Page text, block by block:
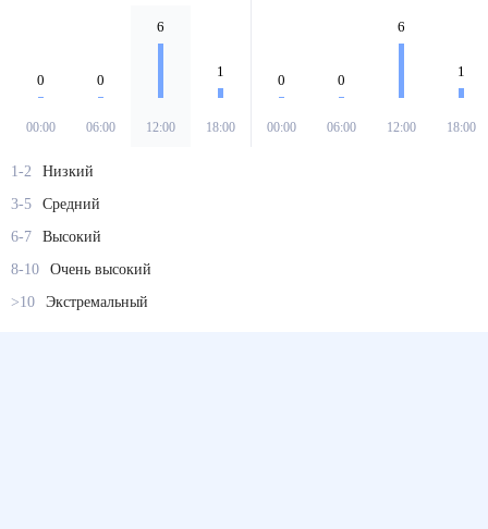
0
00:00
0
06:00
6
12:00
1
18:00
0
00:00
0
06:00
6
12:00
1
18:00
1-2
Низкий
3-5
Средний
6-7
Высокий
8-10
Очень высокий
>10
Экстремальный